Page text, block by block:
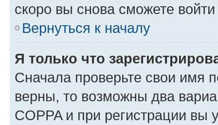
скоро вы снова сможете
Вернуться к началу
Я только что
Сначала проверьте свои имя
верны, то возможны два
COPPA и при регистрации вы